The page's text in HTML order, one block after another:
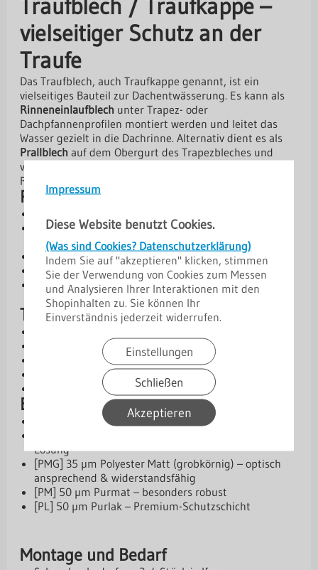
Impressum
Diese Website benutzt Cookies.
(Was sind Cookies? Datenschutzerklärung)
Indem Sie auf "akzeptieren" klicken, stimmen
Sie der Verwendung von Cookies zum Messen
und Analysieren Ihrer Interaktionen mit den
Shopinhalten zu. Sie können Ihr
Einverständnis jederzeit widerrufen.
Einstellungen
Schließen
Akzeptieren
Traufblech / Traufkappe –
vielseitiger Schutz an der
Traufe
Das Traufblech, auch Traufkappe genannt, ist ein
vielseitiges Bauteil zur Dachentwässerung. Es kann als
Rinneneinlaufblech unter Trapez- oder
Dachpfannenprofilen montiert werden und leitet das
Wasser gezielt in die Dachrinne. Alternativ dient es als
Prallblech auf dem Obergurt des Trapezbleches und
verhindert, dass bei starkem Regen Wasser über die
Rinne hinausschießt.
Produktvorteile
Leitet Regenwasser sicher in die Rinne oder
verhindert Überlaufen
Schutz vor Wasserschäden durch Starkregen
Robuste Ausführung aus Stahl oder Aluminium
Verschiedene Materialstärken und Beschichtungen
verfügbar
Technische Daten
Materialstärken: 0,50 mm | 0,70 mm | 0,75 mm
Abmessungen: 15 / 70 / 125 mm
Beschichtungen und Schutz
Aluzink – Basis-Schutzschicht
Lösung
[PMG] 35 µm Polyester Matt (grobkörnig) – optisch
ansprechend & widerstandsfähig
[PM] 50 µm Purmat – besonders robust
[PL] 50 µm Purlak – Premium-Schutzschicht
Montage und Bedarf